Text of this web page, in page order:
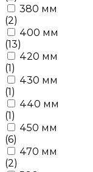
380 мм
(2)
400 мм
(13)
420 мм
(1)
430 мм
(1)
440 мм
(1)
450 мм
(6)
470 мм
(2)